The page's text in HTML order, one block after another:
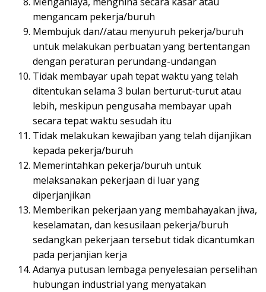
mengancam pekerja/buruh
Membujuk dan//atau menyuruh pekerja/buruh
untuk melakukan perbuatan yang bertentangan
dengan peraturan perundang-undangan
Tidak membayar upah tepat waktu yang telah
ditentukan selama 3 bulan berturut-turut atau
lebih, meskipun pengusaha membayar upah
secara tepat waktu sesudah itu
Tidak melakukan kewajiban yang telah dijanjikan
kepada pekerja/buruh
Memerintahkan pekerja/buruh untuk
melaksanakan pekerjaan di luar yang
diperjanjikan
Memberikan pekerjaan yang membahayakan jiwa,
keselamatan, dan kesusilaan pekerja/buruh
sedangkan pekerjaan tersebut tidak dicantumkan
pada perjanjian kerja
Adanya putusan lembaga penyelesaian perselihan
hubungan industrial yang menyatakan